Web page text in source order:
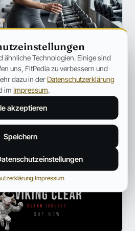
Fitness für immer
jeder über
immer häufiger unter dem
besprochen werden.
12 Min.
ähnliche Technologien. Einige sind
uns, FitPedia zu verbessern und
dazu in der Datenschutzerklärung
im Impressum
akzeptieren
Speichern
·Impressum